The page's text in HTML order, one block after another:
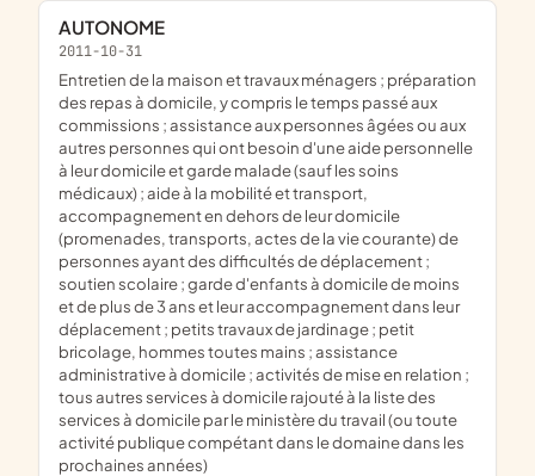
AUTONOME
2011-10-31
entretien de la maison et travaux ménagers ; préparation
des repas à domicile, y compris le temps passé aux
commissions ; assistance aux personnes âgées ou aux
autres personnes qui ont besoin d'une aide personnelle
à leur domicile et garde malade (sauf les soins
médicaux) ; aide à la mobilité et transport,
accompagnement en dehors de leur domicile
(promenades, transports, actes de la vie courante) de
personnes ayant des difficultés de déplacement ;
soutien scolaire ; garde d'enfants à domicile de moins
et de plus de 3 ans et leur accompagnement dans leur
déplacement ; petits travaux de jardinage ; petit
bricolage, hommes toutes mains ; assistance
administrative à domicile ; activités de mise en relation ;
tous autres services à domicile rajouté à la liste des
services à domicile par le ministère du travail (ou toute
activité publique compétant dans le domaine dans les
prochaines années)